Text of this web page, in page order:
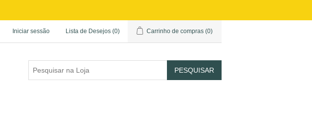
Iniciar sessão Lista de Desejos (0) Carrinho de compras (0)
PESQUISAR